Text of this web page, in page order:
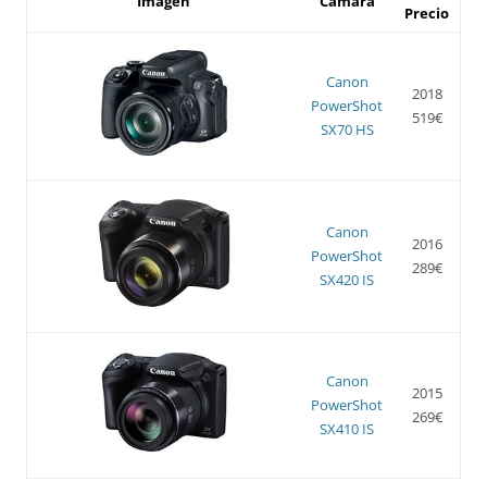
Precio
Canon
PowerShot
SX70 HS
2018
519€
Canon
PowerShot
SX420 IS
2016
289€
Canon
PowerShot
SX410 IS
2015
269€